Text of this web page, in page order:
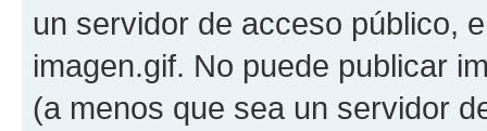
un servidor de acceso público,
imagen.gif. No puede publicar
(a menos que sea un servidor